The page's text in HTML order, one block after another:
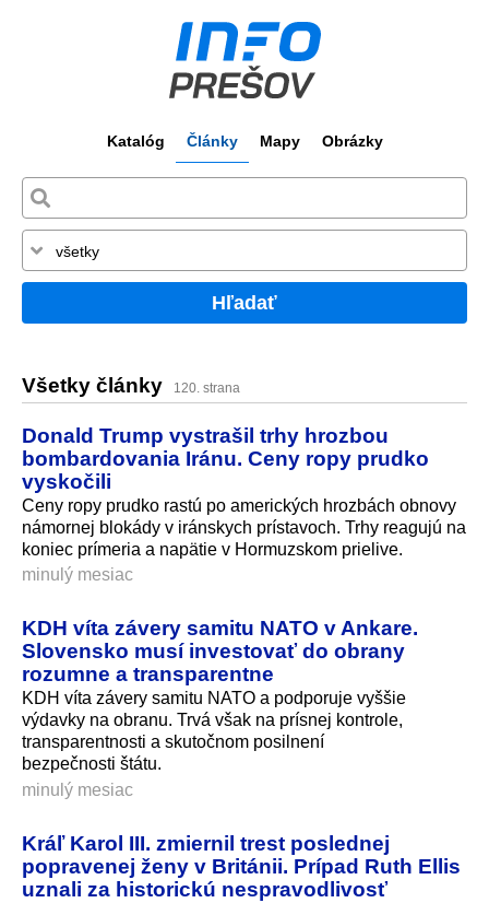
Katalóg Články Mapy Obrázky
Hľadať
Všetky články 120. strana
Donald Trump vystrašil trhy hrozbou
bombardovania Iránu. Ceny ropy prudko
vyskočili
Ceny ropy prudko rastú po amerických hrozbách obnovy
námornej blokády v iránskych prístavoch. Trhy reagujú na
koniec prímeria a napätie v Hormuzskom prielive.
minulý mesiac
KDH víta závery samitu NATO v Ankare.
Slovensko musí investovať do obrany
rozumne a transparentne
KDH víta závery samitu NATO a podporuje vyššie
výdavky na obranu. Trvá však na prísnej kontrole,
transparentnosti a skutočnom posilnení
bezpečnosti štátu.
minulý mesiac
Kráľ Karol III. zmiernil trest poslednej
popravenej ženy v Británii. Prípad Ruth Ellis
uznali za historickú nespravodlivosť